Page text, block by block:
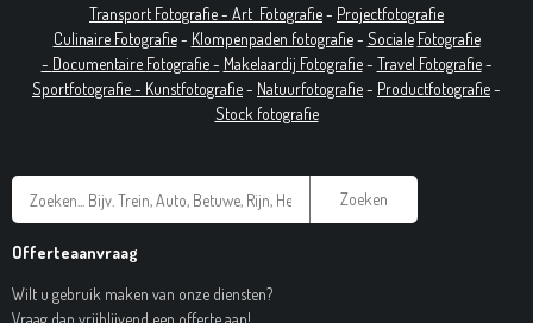
Transport Fotografie - Art Fotografie- Projectfotografie
Culinaire Fotografie- Klompenpaden fotografie- Sociale Fotografie
- Documentaire Fotografie- Makelaardij Fotografie- Travel Fotografie-
Sportfotografie - Kunstfotografie- Natuurfotografie- Productfotografie-
Stock fotografie
Zoeken
Offerteaanvraag
Wilt u gebruik maken van onze diensten?
Vraag dan vrijblijvend een offerte aan!